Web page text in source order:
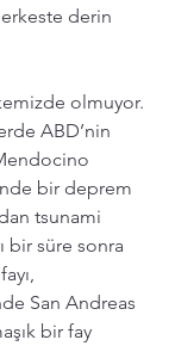
derin
olmuyor.
ABD’nin
bir deprem
tsunami
bir süre sonra
San Andreas
bir fay